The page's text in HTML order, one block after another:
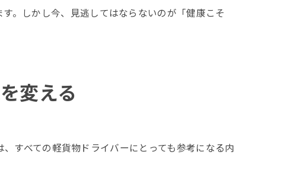
。しかし今、見逃してはならないのが「健康こそ
変える
すべての軽貨物ドライバーにとっても参考になる内